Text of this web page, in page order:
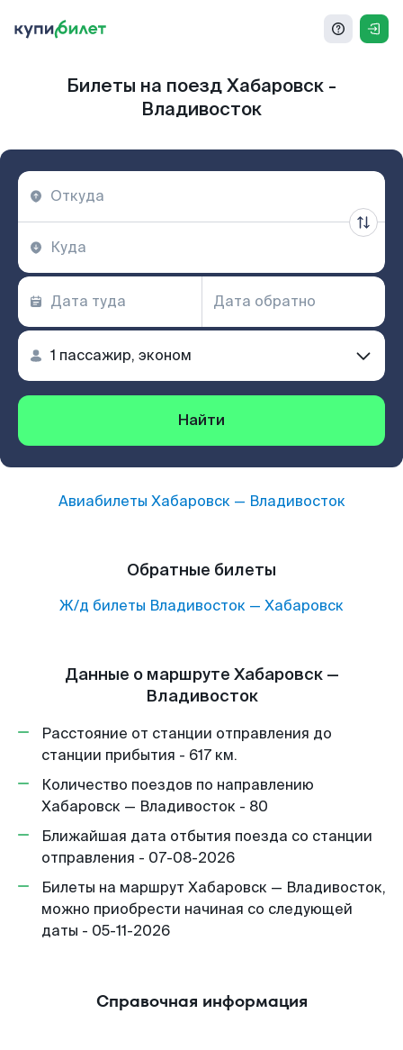
Билеты на поезд Хабаровск -
Владивосток
Найти
Авиабилеты Хабаровск— Владивосток
Обратные билеты
Ж/д билеты Владивосток — Хабаровск
Данные о маршруте Хабаровск —
Владивосток
Расстояние от станции отправления до
станции прибытия - 617 км.
Количество поездов по направлению
Хабаровск — Владивосток - 80
Ближайшая дата отбытия поезда со станции
отправления - 07-08-2026
Билеты на маршрут Хабаровск — Владивосток,
можно приобрести начиная со следующей
даты - 05-11-2026
Справочная информация